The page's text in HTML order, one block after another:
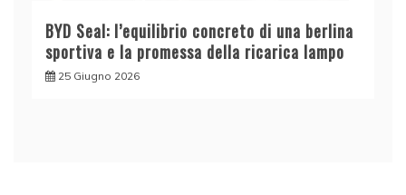
BYD Seal: l’equilibrio concreto di una berlina
sportiva e la promessa della ricarica lampo
25 Giugno 2026